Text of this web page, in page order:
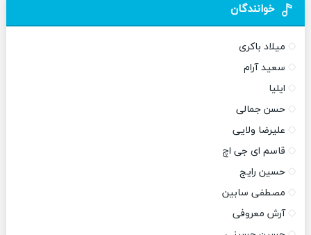
خوانندگان
میلاد باکری
سعید آرام
ایلیا
حسن جمالی
علیرضا ولایی
قاسم ای جی اچ
حسین رایج
مصطفی سابین
آرش معروفی